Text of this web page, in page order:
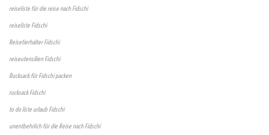
reiseliste für die reise nach Fidschi
reiseliste Fidschi
Reisetierhalter Fidschi
reiseutensilien Fidschi
Rucksack für Fidschi packen
rucksack Fidschi
to do liste urlaub Fidschi
unentbehrlich für die Reise nach Fidschi